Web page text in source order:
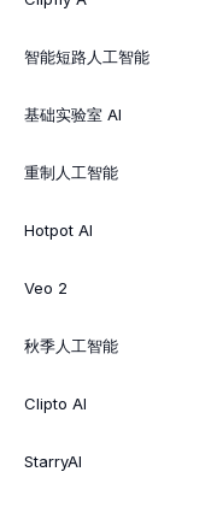
智能短路人工智能
基础实验室 AI
重制人工智能
Hotpot AI
Veo 2
秋季人工智能
Clipto AI
StarryAI